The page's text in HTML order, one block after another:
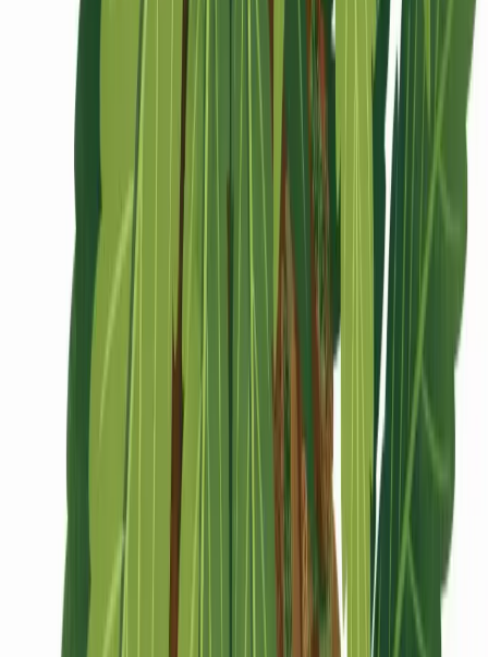
Cannabis Karte